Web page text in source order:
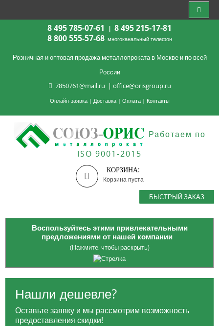
8 495 785-07-61 | 8 495 215-17-81
8 800 555-57-68 многоканальный телефон
Розничная и оптовая продажа металлопроката в Москве и по всей
России
7850761@mail.ru | office@orisgroup.ru
Онлайн-заявка| Доставка| Оплата| Контакты
Работаем по
ISO 9001-2015
КОРЗИНА:
Корзина пуста
БЫСТРЫЙ ЗАКАЗ
Воспользуйтесь этими привлекательными
предложениями от нашей компании
(Нажмите, чтобы раскрыть)
Для жителей Москвы:
ТТК для заказов от 100 тысяч рублей.
Нашли дешевле?
Оставьте заявку и мы рассмотрим возможность
предоставления скидки!